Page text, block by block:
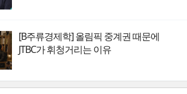
[B주류경제학] 올림픽 중계권 때문에
JTBC가 휘청거리는 이유